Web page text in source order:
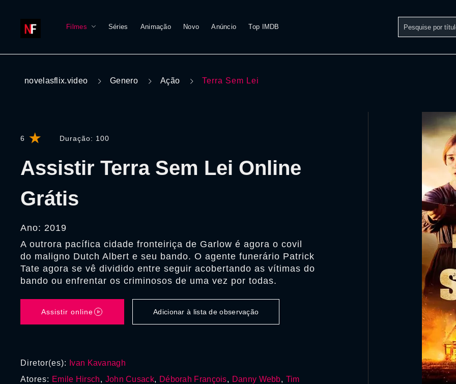
Filmes Séries Animação Novo Anúncio Top IMDB
novelasflix.video Genero Ação Terra Sem Lei
6 Duração: 100
Assistir Terra Sem Lei Online
Grátis
Ano: 2019
A outrora pacífica cidade fronteiriça de Garlow é agora o covil
do maligno Dutch Albert e seu bando. O agente funerário Patrick
Tate agora se vê dividido entre seguir acobertando as vítimas do
bando ou enfrentar os criminosos de uma vez por todas.
Assistir online Adicionar à lista de observação
Diretor(es):
Ivan Kavanagh
Atores: Emile Hirsch, John Cusack, Déborah François, Danny Webb, Tim